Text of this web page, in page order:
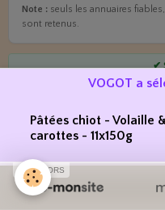
Note : seuls les annuaires
sont retenus.
✔
VOGOT a
Pâtées chiot - Volaille
carottes - 11x150g
SPONSORS